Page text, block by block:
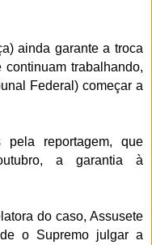
ainda garante a troca
trabalhando,
Federal) começar a
pela reportagem, que
a garantia à
do caso, Assusete
o Supremo julgar a